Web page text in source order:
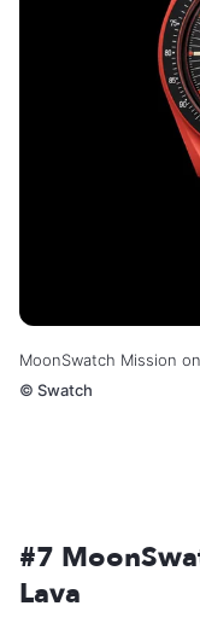
MoonSwatch Mission
© Swatch
#7
Lava